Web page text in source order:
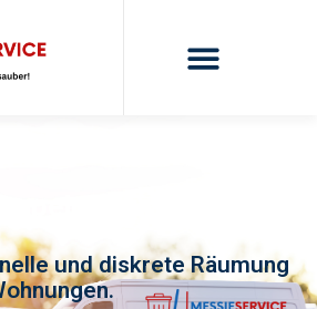
Graz
und diskrete Räumung